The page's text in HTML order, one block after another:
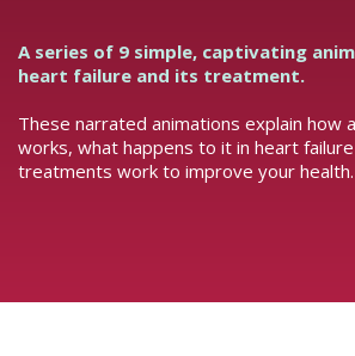
A series of 9 simple, captivating
heart failure and its treatment.
These narrated animations explain how
works, what happens to it in heart
treatments work to improve your health.